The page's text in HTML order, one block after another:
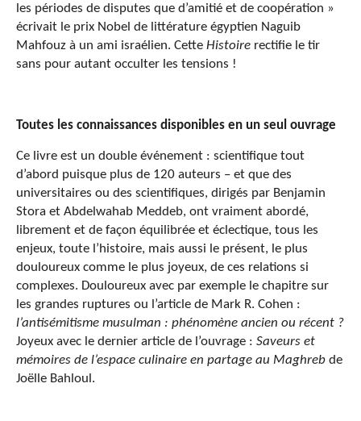
les périodes de disputes que d’amitié et de coopération »
écrivait le prix Nobel de littérature égyptien Naguib
Mahfouz à un ami israélien. Cette Histoire rectifie le tir
sans pour autant occulter les tensions !
Toutes les connaissances disponibles en un seul ouvrage
Ce livre est un double événement : scientifique tout
d’abord puisque plus de 120 auteurs – et que des
universitaires ou des scientifiques, dirigés par Benjamin
Stora et Abdelwahab Meddeb, ont vraiment abordé,
librement et de façon équilibrée et éclectique, tous les
enjeux, toute l’histoire, mais aussi le présent, le plus
douloureux comme le plus joyeux, de ces relations si
complexes. Douloureux avec par exemple le chapitre sur
les grandes ruptures ou l’article de Mark R. Cohen :
l’antisémitisme musulman : phénomène ancien ou récent ?
Joyeux avec le dernier article de l’ouvrage : Saveurs et
mémoires de l’espace culinaire en partage au Maghreb de
Joëlle Bahloul.